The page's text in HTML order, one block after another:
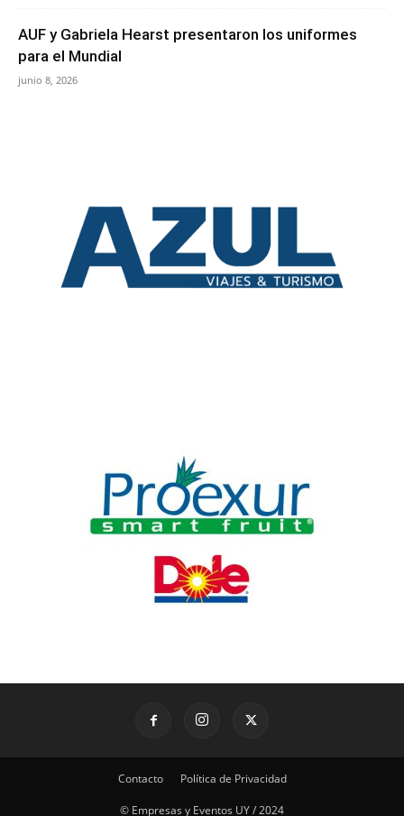
AUF y Gabriela Hearst presentaron los uniformes
para el Mundial
junio 8, 2026
Contacto Política de Privacidad
© Empresas y Eventos UY / 2024